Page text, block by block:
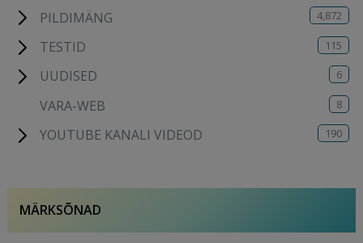
PILDIMÄNG 4,872
TESTID 115
UUDISED 6
VARA-WEB 8
YOUTUBE KANALI VIDEOD 190
MÄRKSÕNAD